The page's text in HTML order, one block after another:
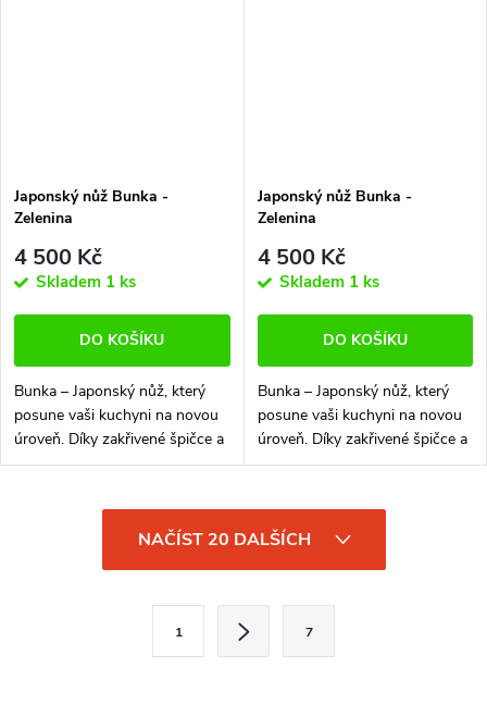
Japonský nůž Bunka -
Zelenina
4 500 Kč
Skladem 1 ks
DO KOŠÍKU
Bunka – Japonský nůž, který
posune vaši kuchyni na novou
úroveň. Díky zakřivené špičce a
dokonale vyvážené čepeli,
– od jemného krájení zeleniny...
Japonský nůž Bunka -
Zelenina
4 500 Kč
Skladem 1 ks
DO KOŠÍKU
Bunka – Japonský nůž, který
posune vaši kuchyni na novou
úroveň. Díky zakřivené špičce a
dokonale vyvážené čepeli,
– od jemného krájení zeleniny...
NAČÍST 20 DALŠÍCH
1 7